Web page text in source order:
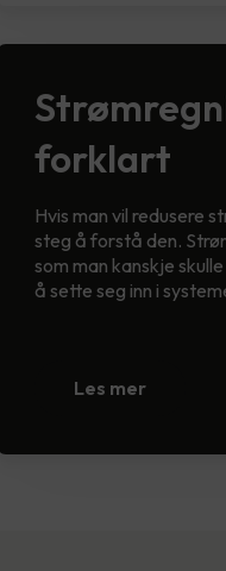
forklart
Hvis man vil redusere
steg å forstå den.
som man kanskje
å sette seg inn i
Les mer